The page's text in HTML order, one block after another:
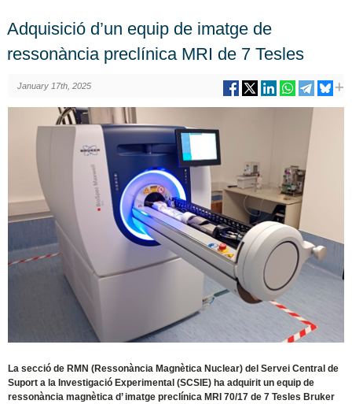
Adquisició d’un equip de imatge de
ressonància preclínica MRI de 7 Tesles
January 17th, 2025
La secció de RMN (Ressonància Magnètica Nuclear) del Servei Central de
Suport a la Investigació Experimental (SCSIE) ha adquirit un equip de
ressonància magnètica d’ imatge preclínica MRI 70/17 de 7 Tesles Bruker